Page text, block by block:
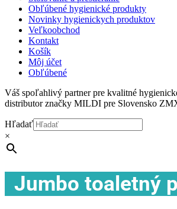
Obľúbené hygienické produkty
Novinky hygienickych produktov
Veľkoobchod
Kontakt
Košík
Môj účet
Obľúbené
Váš spoľahlivý partner pre kvalitné
distributor značky MILDI pre Slovensko
Hľadať
×
Jumbo toaletný